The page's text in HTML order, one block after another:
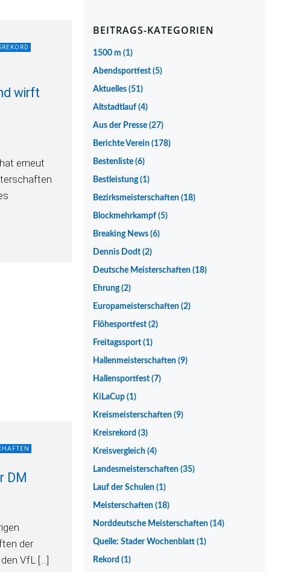
wirft
erneut
DM
der
VfL […]
BEITRAGS-KATEGORIEN
1500 m (1)
Abendsportfest (5)
Aktuelles (51)
Altstadtlauf (4)
Aus der Presse (27)
Berichte Verein (178)
Bestenliste (6)
Bestleistung(1)
Bezirksmeisterschaften (18)
Blockmehrkampf (5)
Breaking News (6)
Dennis Dodt (2)
Deutsche Meisterschaften (18)
Ehrung(2)
Europameisterschaften (2)
Flöhesportfest (2)
Freitagssport (1)
Hallenmeisterschaften (9)
Hallensportfest (7)
KiLaCup (1)
Kreismeisterschaften (9)
Kreisrekord (3)
Kreisvergleich (4)
Landesmeisterschaften (35)
Lauf der Schulen (1)
Meisterschaften (18)
Norddeutsche Meisterschaften (14)
Quelle: Stader Wochenblatt (1)
Rekord (1)